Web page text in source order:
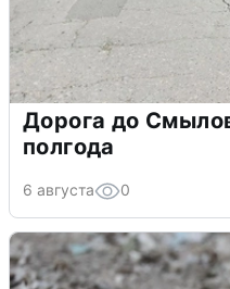
Дорога до
полгода
6 августа 0